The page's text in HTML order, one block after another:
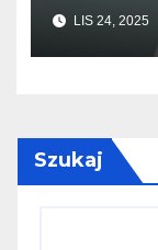
LIS 24, 2025
Szukaj